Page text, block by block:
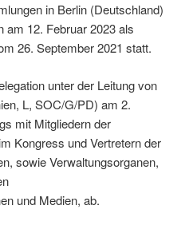
in Berlin (Deutschland)
am 12. Februar 2023 als
26. September 2021 statt.
unter der Leitung von
L, SOC/G/PD) am 2.
mit Mitgliedern der
im Kongress und Vertretern der
sowie Verwaltungsorganen,
und Medien, ab.